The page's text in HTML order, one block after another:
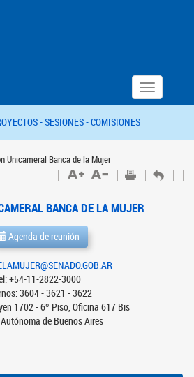
Toggle
navigation
-SESIONES -COMISIONES
Unicameral Banca de la Mujer
BANCA DE LA MUJER
Agenda de reunión
+54-11-2822-3000
3604 - 3621 - 3622
1702 - 6º Piso, Oficina 617 Bis
de Buenos Aires